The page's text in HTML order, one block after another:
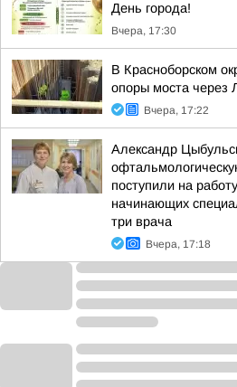
День города!
Вчера, 17:30
В Красноборском
опоры моста через
Вчера, 17:22
Александр
поступили на
начинающих
три врача
Вчера, 17:18